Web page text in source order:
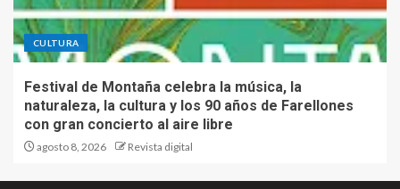
CULTURA
Festival de Montaña celebra la música, la
naturaleza, la cultura y los 90 años de Farellones
con gran concierto al aire libre
agosto 8, 2026 Revista digital